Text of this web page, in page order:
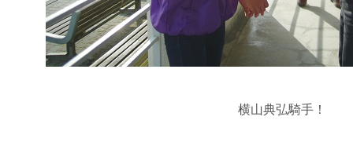
横山典弘騎手！